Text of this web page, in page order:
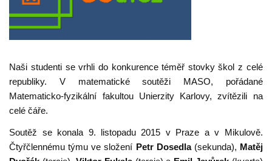
Naši studenti se vrhli do konkurence téměř stovky škol z celé
republiky. V matematické soutěži MASO, pořádané
Matematicko-fyzikální fakultou Unierzity Karlovy, zvítězili na
celé čáře.
Soutěž se konala 9. listopadu 2015 v Praze a v Mikulově.
Čtyřčlennému týmu ve složení Petr Dosedla(sekunda), Matěj